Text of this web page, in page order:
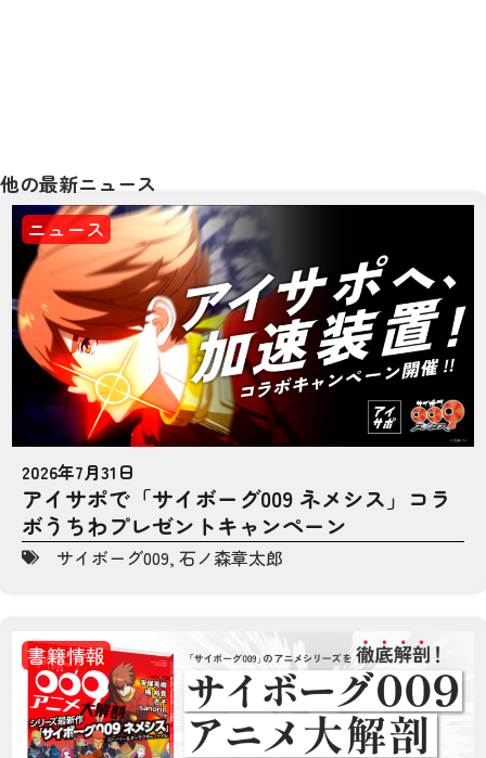
他の最新ニュース
ニュース
2026年7月31日
アイサポで「サイボーグ009 ネメシス」コラ
ボうちわプレゼントキャンペーン
サイボーグ009, 石ノ森章太郎
書籍情報